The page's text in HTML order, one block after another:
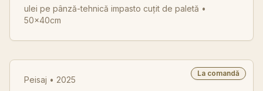
ulei pe pânză-tehnică impasto cuțit de paletă •
50x40cm
La comandă
Peisaj • 2025